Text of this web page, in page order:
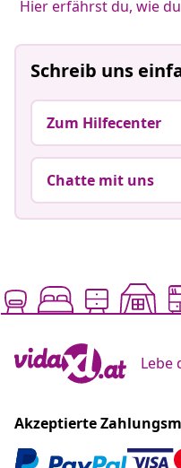
Hier erfährst du, wie
Schreib uns
Zum Hilfecenter
Chatte mit uns
Lebe
Akzeptierte